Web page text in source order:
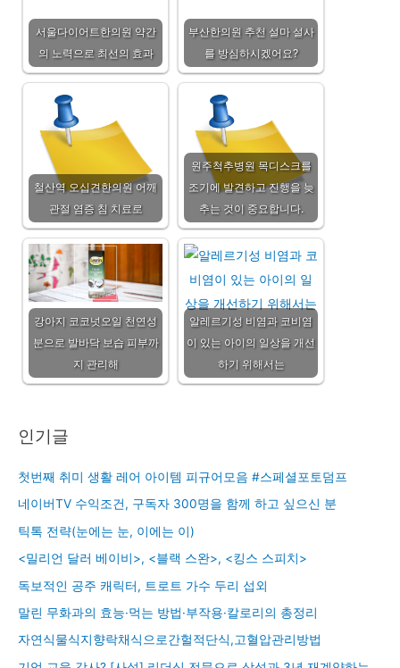
서울다이어트한의원 약간
의 노력으로 최선의 효과
부산한의원 추천 설마 설사
를 방심하시겠어요?
철산역 오십견한의원 어깨
관절 염증 침 치료로
원주척추병원 목디스크를
조기에 발견하고 진행을 늦
추는 것이 중요합니다.
강아지 코코넛오일 천연성
분으로 발바닥 보습 피부까
지 관리해
알레르기성 비염과 코비염
이 있는 아이의 일상을 개선
하기 위해서는
인기글
첫번째 취미 생활 레어 아이템 피규어모음 #스페셜포토덤프
네이버TV 수익조건, 구독자 300명을 함께 하고 싶으신 분
틱톡 전략(눈에는 눈, 이에는 이)
<밀리언 달러 베이비>, <블랙 스완>, <킹스 스피치>
독보적인 공주 캐릭터, 트로트 가수 두리 섭외
말린 무화과의 효능·먹는 방법·부작용·칼로리의 총정리
자연식물식지향락채식으로간헐적단식,고혈압관리방법